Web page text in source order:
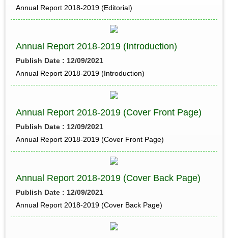
Annual Report 2018-2019 (Editorial)
Annual Report 2018-2019 (Introduction)
Publish Date : 12/09/2021
Annual Report 2018-2019 (Introduction)
Annual Report 2018-2019 (Cover Front Page)
Publish Date : 12/09/2021
Annual Report 2018-2019 (Cover Front Page)
Annual Report 2018-2019 (Cover Back Page)
Publish Date : 12/09/2021
Annual Report 2018-2019 (Cover Back Page)